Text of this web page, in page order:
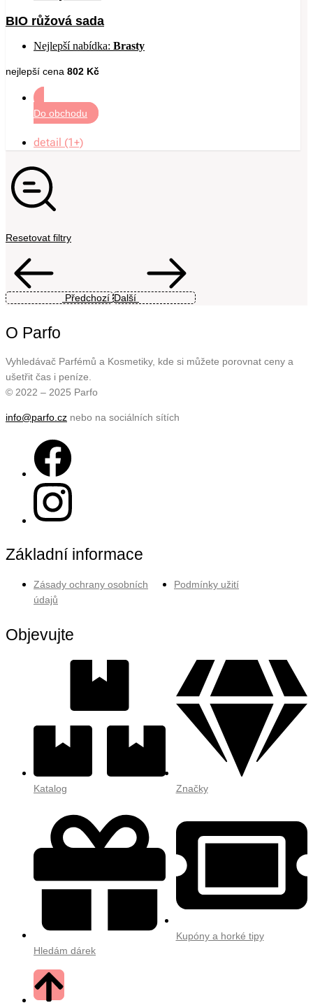
BIO růžová sada
Nejlepší nabídka: Brasty
nejlepší cena 802 Kč
Do obchodu
detail (1+)
Resetovat filtry
Předchozí Další
O Parfo
Vyhledávač Parfémů a Kosmetiky, kde si můžete porovnat ceny a
ušetřit čas i peníze.
© 2022 – 2025 Parfo
info@parfo.cz nebo na sociálních sítích
Základní informace
Zásady ochrany osobních
údajů
Podmínky užití
Objevujte
Katalog Značky
Hledám dárek
Kupóny a horké tipy